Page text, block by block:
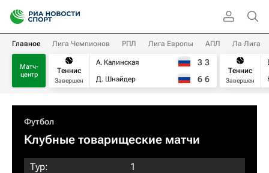
Главное Лига Чемпионов РПЛ Лига Европы АПЛ Ла Лига
Матч-
центр
Теннис
Завершен
А. Калинская
Д. Шнайдер
3 3
6 6
Теннис
Завершен
Футбол
Клубные товарищеские матчи
Тур:
1